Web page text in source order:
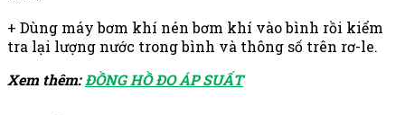
+ Dùng máy bơm khí nén bơm khí vào bình rồi kiểm
tra lại lượng nước trong bình và thông số trên rơ-le.
Xem thêm:ĐỒNG HỒ ĐO ÁP SUẤT